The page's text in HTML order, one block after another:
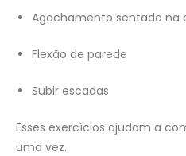
Agachamento sentado na
Flexão de parede
Subir escadas
Esses exercícios ajudam a
uma vez.